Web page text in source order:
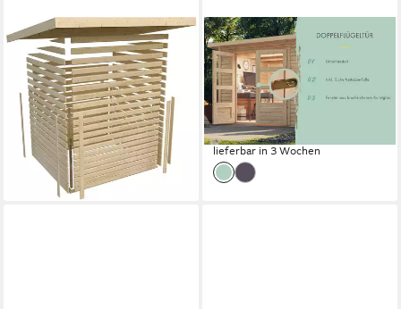
KONIFERA
Gartenhaus "Sandstedt 5"
terragrau, BxT: 330x282 cm,
aus hochwertiger nordischer
Fichte
1.469,49 €
42,66 € mtl. in 48 Raten
lieferbar in 3 Wochen
KONIFERA
Gartenhaus Pinta, BxT:
300x186,5 cm
ab 1.311,99 € UVP
1.349,99 €
38,09 €mtl. in 48 Raten
-3%
lieferbar in 3 Wochen